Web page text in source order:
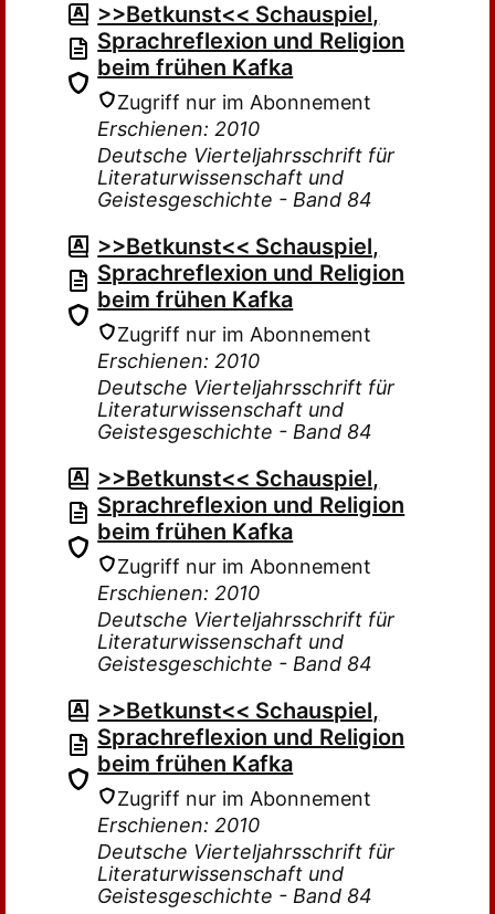
>>Betkunst<< Schauspiel,
Sprachreflexion und Religion
beim frühen Kafka
Zugriff nur im Abonnement
Erschienen: 2010
Deutsche Vierteljahrsschrift für
Literaturwissenschaft und
Geistesgeschichte - Band 84
>>Betkunst<< Schauspiel,
Sprachreflexion und Religion
beim frühen Kafka
Zugriff nur im Abonnement
Erschienen: 2010
Deutsche Vierteljahrsschrift für
Literaturwissenschaft und
Geistesgeschichte - Band 84
>>Betkunst<< Schauspiel,
Sprachreflexion und Religion
beim frühen Kafka
Zugriff nur im Abonnement
Erschienen: 2010
Deutsche Vierteljahrsschrift für
Literaturwissenschaft und
Geistesgeschichte - Band 84
>>Betkunst<< Schauspiel,
Sprachreflexion und Religion
beim frühen Kafka
Zugriff nur im Abonnement
Erschienen: 2010
Deutsche Vierteljahrsschrift für
Literaturwissenschaft und
Geistesgeschichte - Band 84